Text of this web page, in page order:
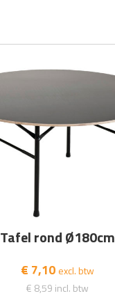
Tafel rond Ø180cm
€ 7,10 excl. btw
€ 8,59 incl. btw